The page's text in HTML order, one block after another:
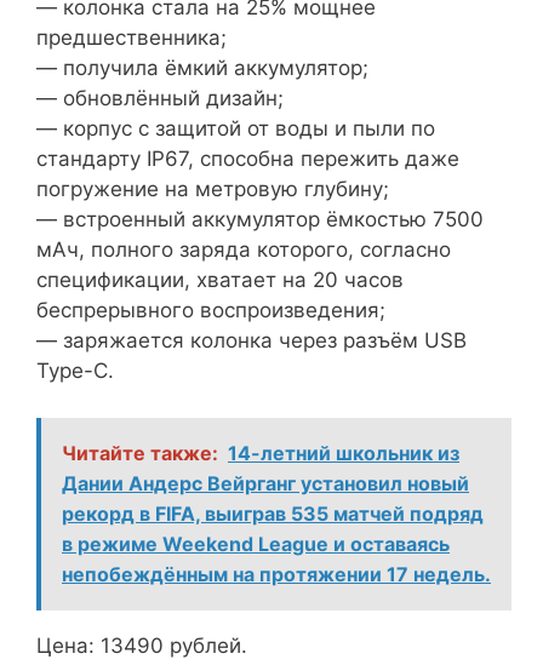
— колонка стала на 25% мощнее
предшественника;
— получила ёмкий аккумулятор;
— обновлённый дизайн;
— корпус с защитой от воды и пыли по
стандарту IP67, способна пережить даже
погружение на метровую глубину;
— встроенный аккумулятор ёмкостью 7500
мАч, полного заряда которого, согласно
спецификации, хватает на 20 часов
беспрерывного воспроизведения;
— заряжается колонка через разъём USB
Type-C.
Читайте также: 14-летний школьник из
Дании Андерс Вейрганг установил новый
рекорд в FIFA, выиграв 535 матчей подряд
в режиме Weekend League и оставаясь
непобеждённым на протяжении 17 недель.
Цена: 13490 рублей.